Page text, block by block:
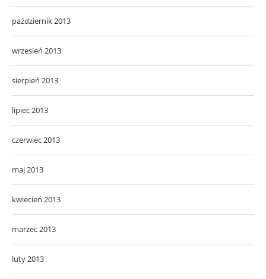
październik 2013
wrzesień 2013
sierpień 2013
lipiec 2013
czerwiec 2013
maj 2013
kwiecień 2013
marzec 2013
luty 2013